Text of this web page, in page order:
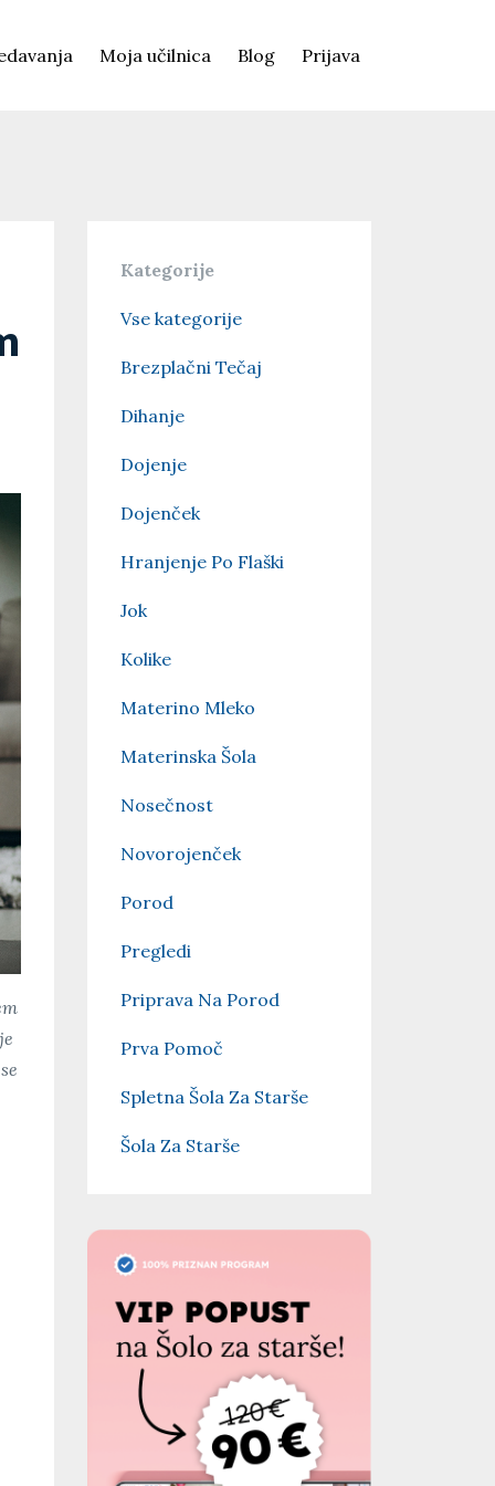
Moja učilnica Blog Prijava
Kategorije
Vse kategorije
Brezplačni Tečaj
Dihanje
Dojenje
Dojenček
Hranjenje Po Flaški
Jok
Kolike
Materino Mleko
Materinska Šola
Nosečnost
Novorojenček
Porod
Pregledi
Priprava Na Porod
Prva Pomoč
Spletna Šola Za Starše
Šola Za Starše